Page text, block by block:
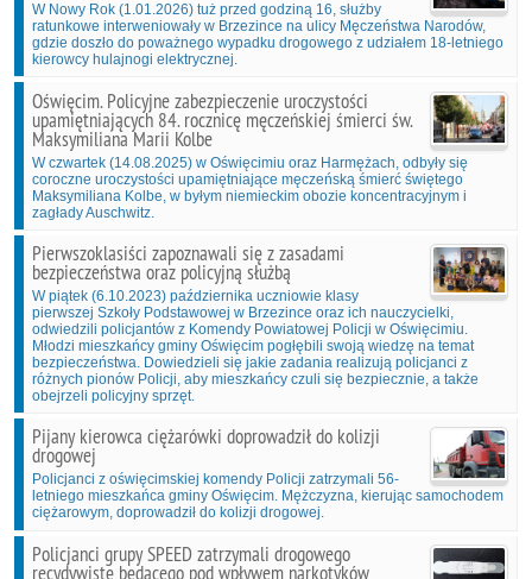
W Nowy Rok (1.01.2026) tuż przed godziną 16, służby
ratunkowe interweniowały w Brzezince na ulicy Męczeństwa Narodów,
gdzie doszło do poważnego wypadku drogowego z udziałem 18-letniego
kierowcy hulajnogi elektrycznej.
Oświęcim. Policyjne zabezpieczenie uroczystości
upamiętniających 84. rocznicę męczeńskiej śmierci św.
Maksymiliana Marii Kolbe
W czwartek (14.08.2025) w Oświęcimiu oraz Harmężach, odbyły się
coroczne uroczystości upamiętniające męczeńską śmierć świętego
Maksymiliana Kolbe, w byłym niemieckim obozie koncentracyjnym i
zagłady Auschwitz.
Pierwszoklasiści zapoznawali się z zasadami
bezpieczeństwa oraz policyjną służbą
W piątek (6.10.2023) października uczniowie klasy
pierwszej Szkoły Podstawowej w Brzezince oraz ich nauczycielki,
odwiedzili policjantów z Komendy Powiatowej Policji w Oświęcimiu.
Młodzi mieszkańcy gminy Oświęcim pogłębili swoją wiedzę na temat
bezpieczeństwa. Dowiedzieli się jakie zadania realizują policjanci z
różnych pionów Policji, aby mieszkańcy czuli się bezpiecznie, a także
obejrzeli policyjny sprzęt.
Pijany kierowca ciężarówki doprowadził do kolizji
drogowej
Policjanci z oświęcimskiej komendy Policji zatrzymali 56-
letniego mieszkańca gminy Oświęcim. Mężczyzna, kierując samochodem
ciężarowym, doprowadził do kolizji drogowej.
Policjanci grupy SPEED zatrzymali drogowego
recydywistę będącego pod wpływem narkotyków